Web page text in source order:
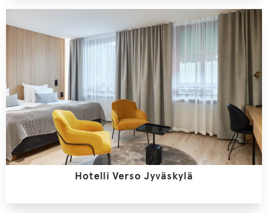
Hotelli Verso Jyväskylä